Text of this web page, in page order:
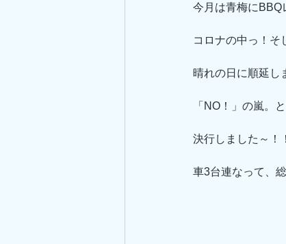
今月は青梅にBBQ
コロナの中っ！そ
晴れの日に順延し
「NO！」の嵐。
決行しました～！！
車3台連なって、